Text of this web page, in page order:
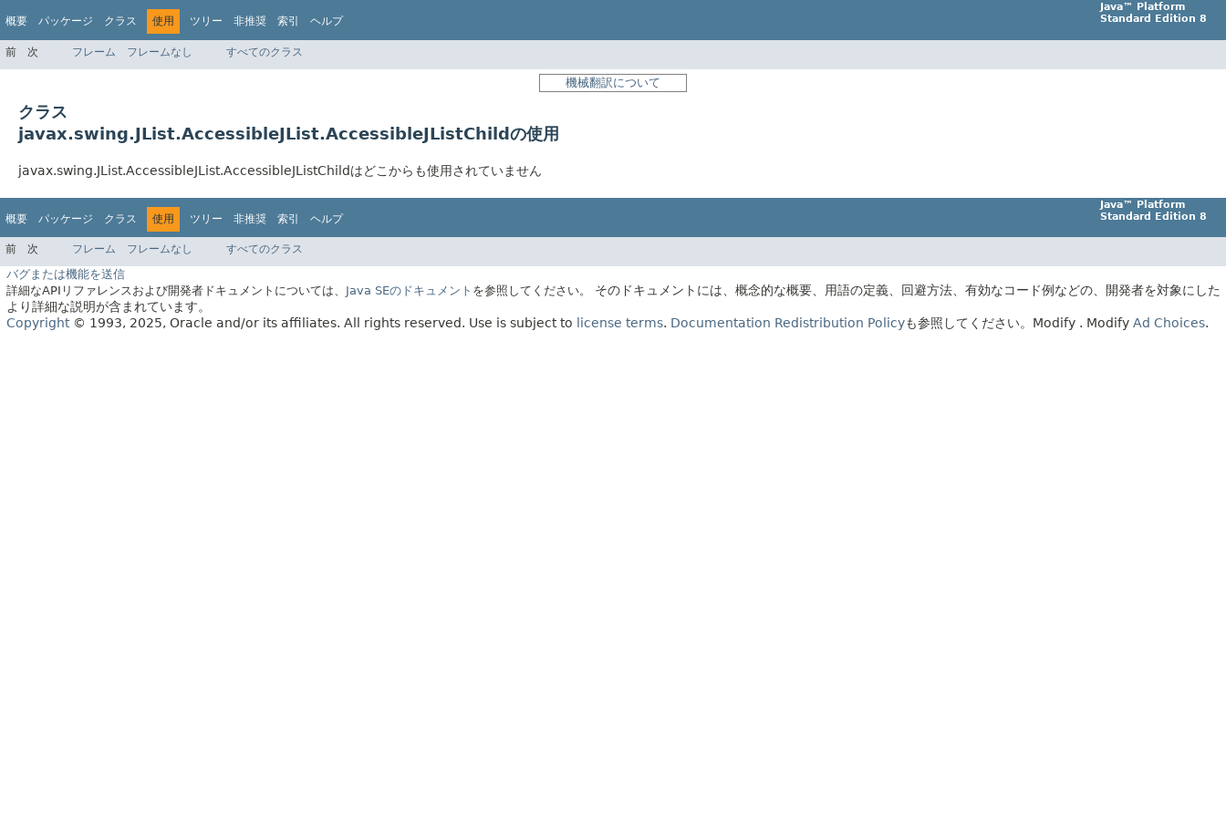
概要 パッケージ クラス 使用 ツリー 非推奨 索引 ヘルプ
Java™ Platform
Standard Edition 8
前 次 フレーム フレームなし すべてのクラス
機械翻訳について
クラス
javax.swing.JList.AccessibleJList.AccessibleJListChildの使用
javax.swing.JList.AccessibleJList.AccessibleJListChildはどこからも使用されていません
概要 パッケージ クラス 使用 ツリー 非推奨 索引 ヘルプ
Java™ Platform
Standard Edition 8
前 次 フレーム フレームなし すべてのクラス
バグまたは機能を送信
詳細なAPIリファレンスおよび開発者ドキュメントについては、 Java SEのドキュメント を参照してください。
そのドキュメントには、概念的な概要、用語の定義、回避方法、有効なコード例などの、開発者を対象にした
より詳細な説明が含まれています。
Copyright© 1993, 2025, Oracle and/or its affiliates. All rights reserved. Use is subject to license terms. Documentation Redistribution Policyも参照してください。 Modify . Modify Ad Choices.